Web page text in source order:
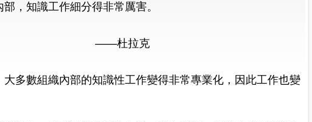
，知識工作細分得非常厲害。
拉克
大多數組織內部的知識性工作變得非常專業化，因此工作也變